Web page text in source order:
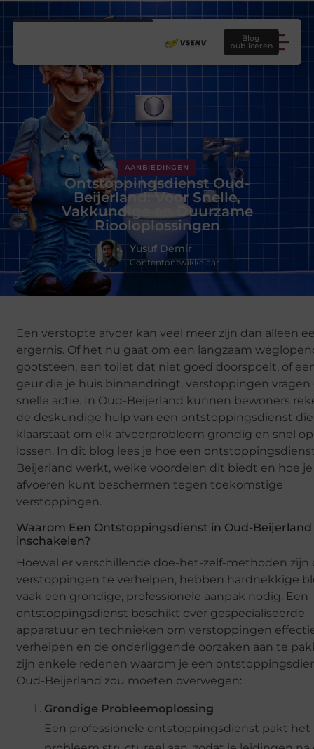
Blog
publiceren
AANBIEDINGEN
Ontstoppingsdienst Oud-
Beijerland: Voor Snelle,
Vakkundige en Duurzame
Riooloplossingen
Yusuf Demir
Contentontwikkelaar
Een verstopte afvoer kan veel meer zijn dan alleen
ergernis. Of het nu gaat om een langzaam
gootsteen, een toilet dat niet goed doorspoelt, of
geur die je huis binnendringt, verstoppingen vragen
snelle actie. In Oud-Beijerland kunnen bewoners
de deskundige hulp van een ontstoppingsdienst die
klaarstaat om elk afvoerprobleem grondig en snel
lossen. In dit blog lees je hoe een
Beijerland werkt, welke voordelen dit biedt en hoe
afvoeren kunt beschermen tegen toekomstige
verstoppingen.
Waarom Een Ontstoppingsdienst in Oud-Beijerland
inschakelen?
Hoewel er verschillende doe-het-zelf-methoden zijn
verstoppingen te verhelpen, hebben hardnekkige
vaak een grondige, professionele aanpak nodig. Een
ontstoppingsdienst beschikt over gespecialiseerde
apparatuur en technieken om verstoppingen
verhelpen en de onderliggende oorzaken aan te
zijn enkele redenen waarom je een
Oud-Beijerland zou moeten overwegen:
Grondige Probleemoplossing
Een professionele ontstoppingsdienst pakt het